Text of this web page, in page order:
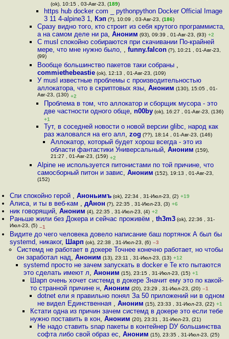
(ok), 10:15 , 03-Авг-23, (189)
https hub docker com _ pythonpython Docker Official Image
3 11 4-alpine3 1, Кэп (?), 10:09 , 03-Авг-23, (186)
Сразу видно того, кто строит из себя крутого программиста,
а на самом деле ни ра, Аноним (93), 09:39 , 01-Авг-23, (93) +2
С musl спокойно собираются при скачивании По-крайней
мере, что мне нужно было, , funny.falcon(?), 10:21 , 01-Авг-23,
(99)
Вообще большинство пакетов таки собраны ,
commiethebeastie(ok), 12:13 , 01-Авг-23, (109)
У musl известные проблемы с производительностью
аллокатора, что в скриптовых язы, Аноним (130), 15:05 , 01-
Авг-23, (130) +2
Проблема в том, что аллокатор и сборщик мусора - это
две частности одного обще, n00by(ok), 16:27 , 01-Авг-23, (136)
+1
Тут, в соседней новости о новой версии glibc, народ как
раз жаловался на его алл, zog (??), 18:14 , 01-Авг-23, (146)
Аллокатор, который будет хорош всегда - это из
области фантастики Универсальный,Аноним (159),
21:27 , 01-Авг-23, (159) +2
Alpine не используется питонистами по той причине, что
самосборный питон и завис, Аноним (152), 19:13 , 01-Авг-23,
(152)
Спи спокойно герой ,Аноньимъ (ok), 22:34 , 31-Июл-23, (2) +19
Алиса, и ты в веб-кам ,дАнон (?), 22:35 , 31-Июл-23, (3) +6
ник говорящий,Аноним (4), 22:35 , 31-Июл-23, (4) +2
Раньше жили без Докера и сейчас проживём ,th3m3 (ok), 22:36 , 31-
Июл-23, (5) –1
Видите до чего человека довело написание баш портянок А был бы
systemd, никаког, Шарп (ok), 22:38 , 31-Июл-23, (6) –3
Системд не работает в докере Точнее конечно работает, но чтобы
он заработал над, Аноним (13), 23:11 , 31-Июл-23, (13) +12
systemd просто не зачем запускать в docker е Те кто пытаются
это сделать имеют л, Аноним (15), 23:15 , 31-Июл-23, (15) +1
Шарп очень хочет системд в докере Значит ему это по какой-
то странной причине н,Аноним (20), 23:29 , 31-Июл-23, (20) –1
dotnet ели я правильно понял За 50 приложений ни в одном
не видел Единственная , Аноним (15), 23:33 , 31-Июл-23, (22) +1
Кстати одна из причин зачем системд в докере это если тебе
нужно поставить в кон,Аноним (20), 23:31 , 31-Июл-23, (21)
Не надо ставить snap пакеты в контейнер DУ большинства
софта либо свой образ ес, Аноним (15), 23:35 , 31-Июл-23, (25)